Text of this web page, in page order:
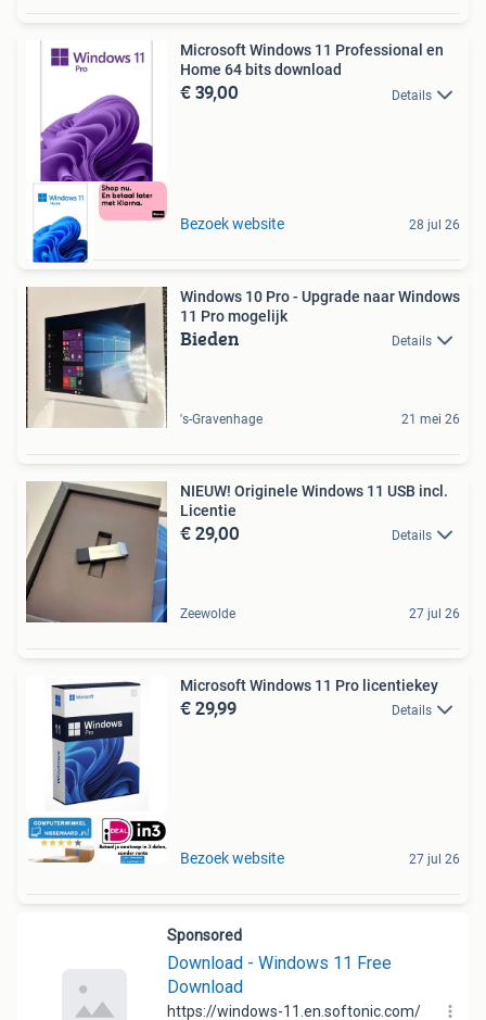
Microsoft Windows 11 Professional en
Home 64 bits download
€ 39,00 Details
Bezoek website 28 jul 26
Windows 10 Pro - Upgrade naar Windows
11 Pro mogelijk
Bieden Details
's-Gravenhage 21 mei 26
NIEUW! Originele Windows 11 USB incl.
Licentie
€ 29,00 Details
Zeewolde 27 jul 26
Microsoft Windows 11 Pro licentiekey
€ 29,99 Details
Bezoek website 27 jul 26